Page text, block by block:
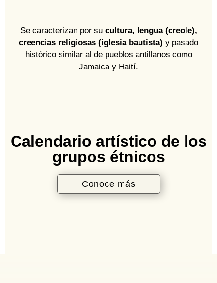
Se caracterizan por su cultura, lengua (creole),
creencias religiosas (iglesia bautista) y pasado
histórico similar al de pueblos antillanos como
Jamaica y Haití.
Calendario artístico de los
grupos étnicos
Conoce más